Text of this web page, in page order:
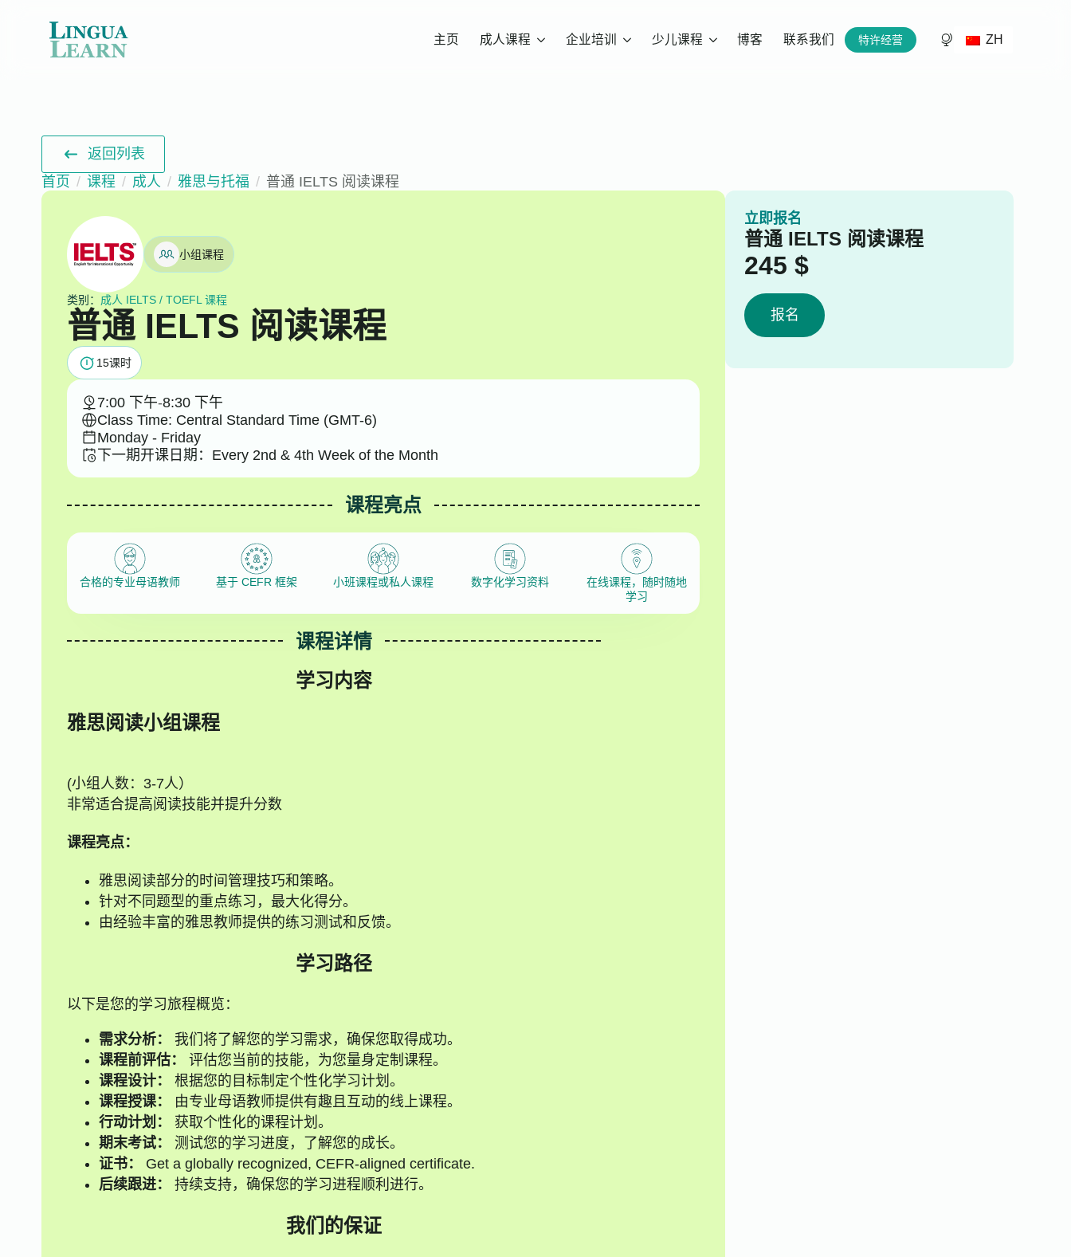
主页 成人课程 企业培训 少儿课程 博客 联系我们 特许经营 ZH
返回列表
首页
课程 成人 雅思与托福 普通 IELTS 阅读课程
小组课程
类别： 成人 IELTS / TOEFL 课程
普通 IELTS 阅读课程
15课时
7:00 下午-8:30 下午
Class Time: Central Standard Time (GMT-6)
Monday - Friday
下一期开课日期： Every 2nd & 4th Week of the Month
课程亮点
合格的专业母语教师 基于 CEFR 框架 小班课程或私人课程 数字化学习资料
在线课程，随时随地
学习
课程详情
学习内容
雅思阅读小组课程
(小组人数：3-7人）
非常适合提高阅读技能并提升分数
课程亮点：
雅思阅读部分的时间管理技巧和策略。
针对不同题型的重点练习，最大化得分。
由经验丰富的雅思教师提供的练习测试和反馈。
学习路径
以下是您的学习旅程概览：
需求分析：
我们将了解您的学习需求，确保您取得成功。
课程前评估：
评估您当前的技能，为您量身定制课程。
课程设计：
根据您的目标制定个性化学习计划。
课程授课：
由专业母语教师提供有趣且互动的线上课程。
行动计划：
获取个性化的课程计划。
期末考试：
测试您的学习进度，了解您的成长。
证书：
Get a globally recognized, CEFR-aligned certificate.
后续跟进：
持续支持，确保您的学习进程顺利进行。
我们的保证
立即报名
普通 IELTS 阅读课程
245 $
报名